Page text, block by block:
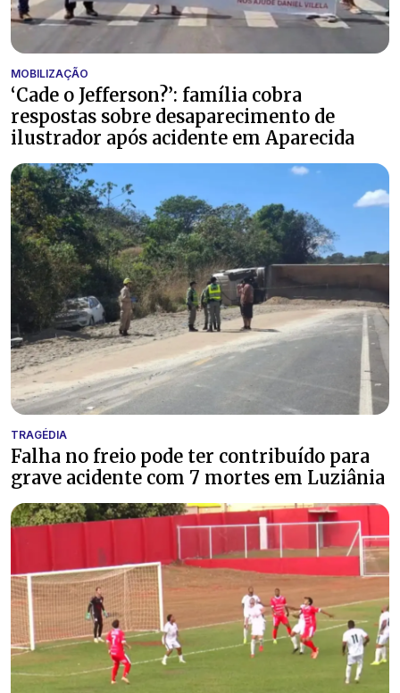
MOBILIZAÇÃO
‘Cade o Jefferson?’: família cobra
respostas sobre desaparecimento de
ilustrador após acidente em Aparecida
TRAGÉDIA
Falha no freio pode ter contribuído para
grave acidente com 7 mortes em Luziânia